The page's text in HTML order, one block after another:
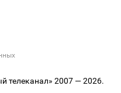
телеканал» 2007 — 2026.